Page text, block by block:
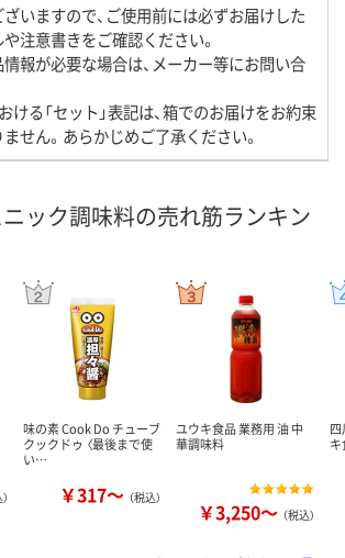
いますので、ご使用前には必ずお届けした
注意書きをご確認ください。
報が必要な場合は、メーカー等にお問い合
ける「セット」表記は、箱でのお届けをお約束
せん。あらかじめご了承ください。
ニック調味料の売れ筋ランキン
味の素 Cook Do チューブ
クックドゥ 〈最後まで使
い…
￥317～ （税込）
ユウキ食品 業務用 油 中
華調味料
￥3,250～ （税込）